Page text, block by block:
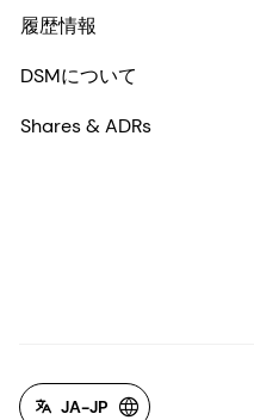
履歴情報
DSMについて
Shares & ADRs
JA-JP